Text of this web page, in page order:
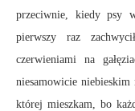
przeciwnie, kiedy psy
pierwszy raz
czerwieniami na
niesamowicie
której mieszkam, bo